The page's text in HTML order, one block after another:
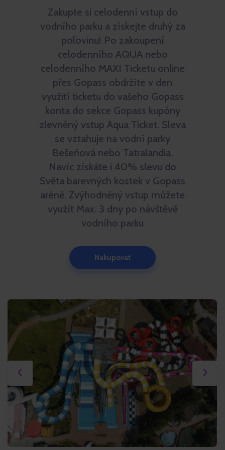
Zakupte si celodenní vstup do
vodního parku a získejte druhý za
polovinu! Po zakoupení
celodenního AQUA nebo
celodenního MAXI Ticketu online
přes Gopass obdržíte v den
využití ticketu do vašeho Gopass
konta do sekce Gopass kupóny
zlevněný vstup Aqua Ticket. Sleva
se vztahuje na vodní parky
Bešeňová nebo Tatralandia.
Navíc získáte i 40% slevu do
Světa barevných kostek v Gopass
aréně. Zvýhodněný vstup můžete
využít Max. 3 dny po návštěvě
vodního parku
Nakupovat
‹ ›